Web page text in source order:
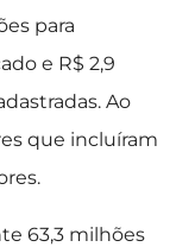
para
e R$ 2,9
Ao
que incluíram
63,3 milhões